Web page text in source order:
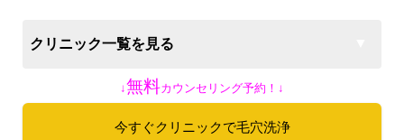
クリニック一覧を見る
↓無料カウンセリング予約！↓
今すぐクリニックで毛穴洗浄